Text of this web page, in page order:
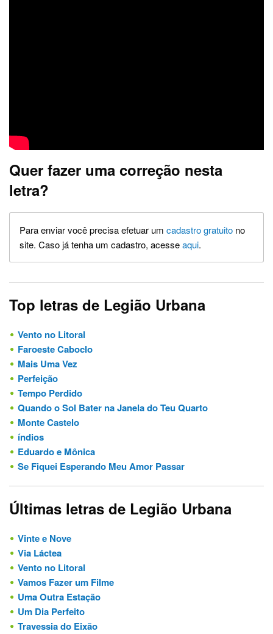
Quer fazer uma correção nesta
letra?
Para enviar você precisa efetuar um cadastro gratuito no
site. Caso já tenha um cadastro, acesseaqui.
Top letras de Legião Urbana
Vento no Litoral
Faroeste Caboclo
Mais Uma Vez
Perfeição
Tempo Perdido
Quando o Sol Bater na Janela do Teu Quarto
Monte Castelo
índios
Eduardo e Mônica
Se Fiquei Esperando Meu Amor Passar
Últimas letras de Legião Urbana
Vinte e Nove
Via Láctea
Vento no Litoral
Vamos Fazer um Filme
Uma Outra Estação
Um Dia Perfeito
Travessia do Eixão